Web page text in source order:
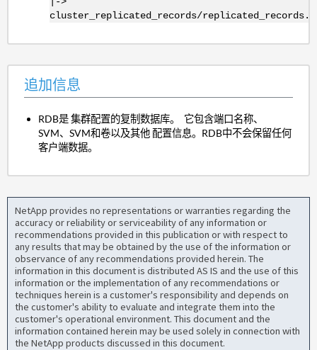
cluster_replicated_records/
追加信息
RDB是 集群配置的复制数据库。 它包含端口名称、
SVM、SVM和卷以及其他 配置信息。RDB中不会保留任何
客户端数据。
NetApp provides no representations or warranties regarding the
accuracy or reliability or serviceability of any information or
recommendations provided in this publication or with respect to
any results that may be obtained by the use of the information or
observance of any recommendations provided herein. The
information in this document is distributed AS IS and the use of this
information or the implementation of any recommendations or
techniques herein is a customer's responsibility and depends on
the customer's ability to evaluate and integrate them into the
customer's operational environment. This document and the
information contained herein may be used solely in connection with
the NetApp products discussed in this document.